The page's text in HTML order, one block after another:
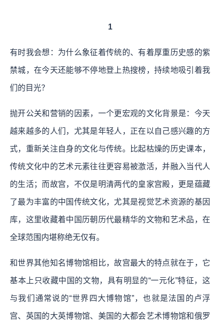
1
有时我会想：为什么象征着传统的、有着厚重历史感的紫
禁城，在今天还能够不停地登上热搜榜，持续地吸引着我
们的目光？
抛开公关和营销的因素，一个更宏观的文化背景是：今天
越来越多的人们，尤其是年轻人，正在以自己感兴趣的方
式，重新关注自身的文化与传统。比起枯燥的历史课本，
传统文化中的艺术元素往往更容易被激活，并融入当代人
的生活；而故宫，不仅是明清两代的皇家宫殿，更是蕴藏
了最为丰富的中国传统文化，尤其是视觉艺术资源的基因
库，这里收藏着中国历朝历代最精华的文物和艺术品，在
全球范围内堪称绝无仅有。
和世界其他知名博物馆相比，故宫最大的特点就在于，它
基本上只收藏中国的文物，具有明显的“一元化”特征，这
与我们通常说的“世界四大博物馆”，也就是法国的卢浮
宫、英国的大英博物馆、美国的大都会艺术博物馆和俄罗